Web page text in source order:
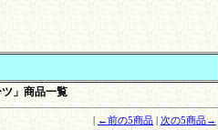
」商品一覧
←前の5商品 次の5商品→